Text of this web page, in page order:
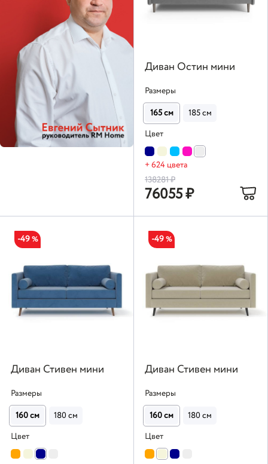
Диван Остин мини
Размеры
165 см
185 см
Цвет
+ 624 цвета
138281₽
76055₽
-49 %
Диван Стивен мини
Размеры
160 см
180 см
Цвет
-49 %
Диван Стивен мини
Размеры
160 см
180 см
Цвет